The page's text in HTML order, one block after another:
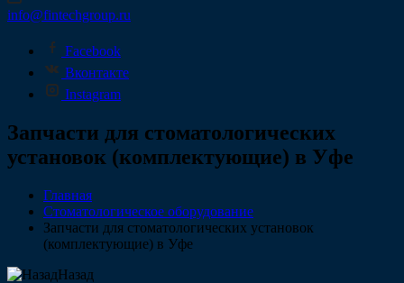
info@fintechgroup.ru
Facebook
Вконтакте
Instagram
Запчасти для стоматологических
установок (комплектующие) в Уфе
Главная
Стоматологическое оборудование
Запчасти для стоматологических установок
(комплектующие) в Уфе
Назад